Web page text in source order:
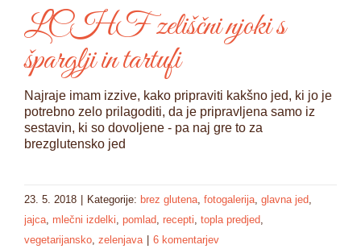
LCHF zeliščni njoki s
šparglji in tartufi
Najraje imam izzive, kako pripraviti kakšno jed, ki jo je
potrebno zelo prilagoditi, da je pripravljena samo iz
sestavin, ki so dovoljene - pa naj gre to za
brezglutensko jed
23. 5. 2018 Kategorije: brez glutena, fotogalerija, glavna jed,
jajca, mlečni izdelki, pomlad, recepti, topla predjed,
vegetarijansko, zelenjava
6 komentarjev